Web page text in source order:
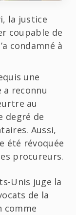
la justice
coupable de
condamné à
une
a reconnu
au
degré de
Aussi,
été révoquée
procureurs.
Unis juge la
de la
comme